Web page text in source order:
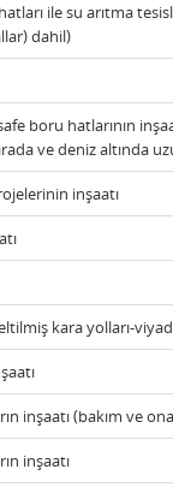
ile su arıtma
dahil)
boru hatlarının
ve deniz altında
inşaatı
kara yolları-
inşaatı (bakım ve
inşaatı